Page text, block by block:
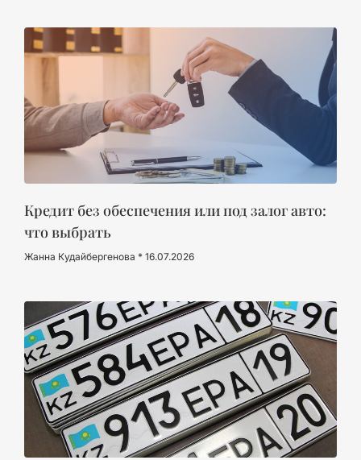
Кредит без обеспечения или под залог авто:
что выбрать
Жанна Кудайбергенова 16.07.2026